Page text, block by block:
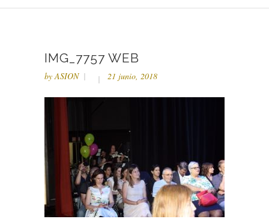
IMG_7757 WEB
byASION 21 junio, 2018